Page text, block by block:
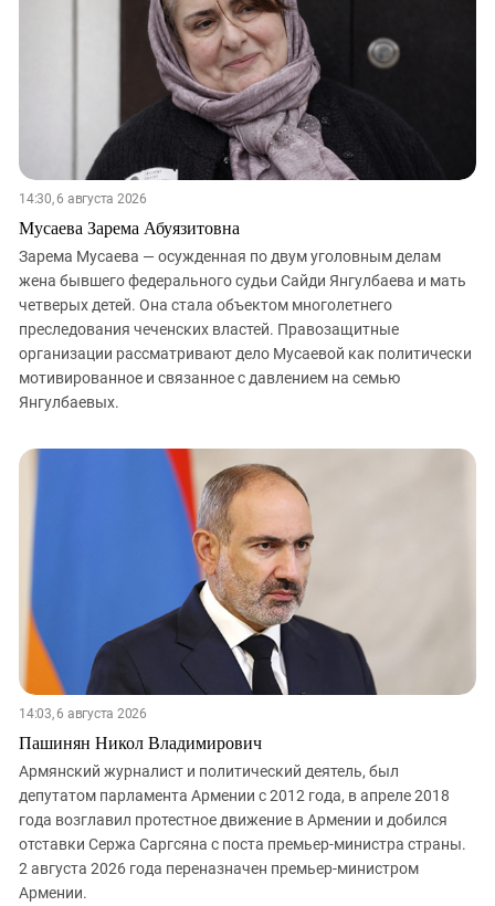
14:30, 6 августа 2026
Мусаева Зарема Абуязитовна
Зарема Мусаева — осужденная по двум уголовным делам
жена бывшего федерального судьи Сайди Янгулбаева и мать
четверых детей. Она стала объектом многолетнего
преследования чеченских властей. Правозащитные
организации рассматривают дело Мусаевой как политически
мотивированное и связанное с давлением на семью
Янгулбаевых.
14:03, 6 августа 2026
Пашинян Никол Владимирович
Армянский журналист и политический деятель, был
депутатом парламента Армении с 2012 года, в апреле 2018
года возглавил протестное движение в Армении и добился
отставки Сержа Саргсяна с поста премьер-министра страны.
2 августа 2026 года переназначен премьер-министром
Армении.